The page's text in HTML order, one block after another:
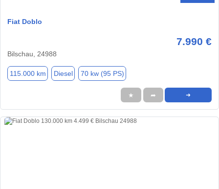
Fiat Doblo
7.990 €
Bilschau, 24988
115.000 km Diesel 70 kw (95 PS)
★ ➦ ➜